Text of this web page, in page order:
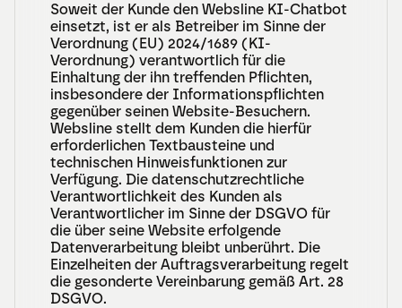
Soweit der Kunde den Websline KI-Chatbot
einsetzt, ist er als Betreiber im Sinne der
Verordnung (EU) 2024/1689 (KI-
Verordnung) verantwortlich für die
Einhaltung der ihn treffenden Pflichten,
insbesondere der Informationspflichten
gegenüber seinen Website-Besuchern.
Websline stellt dem Kunden die hierfür
erforderlichen Textbausteine und
technischen Hinweisfunktionen zur
Verfügung. Die datenschutzrechtliche
Verantwortlichkeit des Kunden als
Verantwortlicher im Sinne der DSGVO für
die über seine Website erfolgende
Datenverarbeitung bleibt unberührt. Die
Einzelheiten der Auftragsverarbeitung regelt
die gesonderte Vereinbarung gemäß Art. 28
DSGVO.